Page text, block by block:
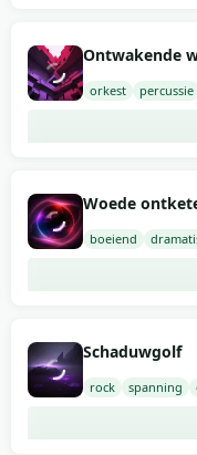
Ontwakende
orkest percussie
Woede
boeiend
Schaduwgolf
rock spanning